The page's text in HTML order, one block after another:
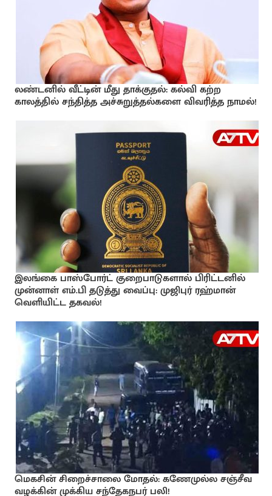
லண்டனில் வீட்டின் மீது தாக்குதல்: கல்வி கற்ற
காலத்தில் சந்தித்த அச்சுறுத்தல்களை விவரித்த நாமல்!
இலங்கை பாஸ்போர்ட் குறைபாடுகளால் பிரிட்டனில்
முன்னாள் எம்.பி தடுத்து வைப்பு: முஜிபுர் ரஹ்மான்
வெளியிட்ட தகவல்!
மெகசின் சிறைச்சாலை மோதல்: கணேமுல்ல சஞ்சீவ
வழக்கின் முக்கிய சந்தேகநபர் பலி!